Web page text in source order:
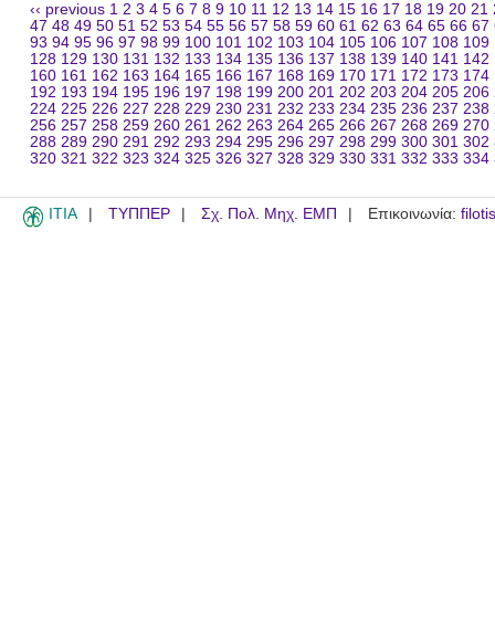
‹‹ previous 1 2 3 4 5 6 7 8 9 10 11 12 13 14 15 16 17 18 19 20 21
47 48 49 50 51 52 53 54 55 56 57 58 59 60 61 62 63 64 65 66 67
93 94 95 96 97 98 99 100 101 102 103 104 105 106 107 108 109
128 129 130 131 132 133 134 135 136 137 138 139 140 141 142
160 161 162 163 164 165 166 167 168 169 170 171 172 173 174
192 193 194 195 196 197 198 199 200 201 202 203 204 205 206
224 225 226 227 228 229 230 231 232 233 234 235 236 237 238
256 257 258 259 260 261 262 263 264 265 266 267 268 269 270
288 289 290 291 292 293 294 295 296 297 298 299 300 301 302
320 321 322 323 324 325 326 327 328 329 330 331 332 333 334
ITIA ΤΥΠΠΕΡ Σχ. Πολ. Μηχ. ΕΜΠ Επικοινωνία: